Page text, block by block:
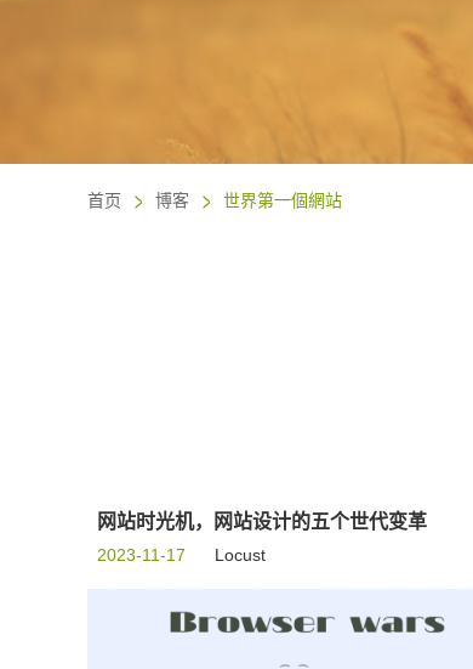
首页 博客 世界第一個網站
网站时光机，网站设计的五个世代变革
2023-11-17 Locust